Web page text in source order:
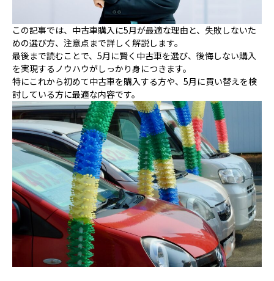
この記事では、中古車購入に5月が最適な理由と、失敗しないた
めの選び方、注意点まで詳しく解説します。
最後まで読むことで、5月に賢く中古車を選び、後悔しない購入
を実現するノウハウがしっかり身につきます。
特にこれから初めて中古車を購入する方や、5月に買い替えを検
討している方に最適な内容です。